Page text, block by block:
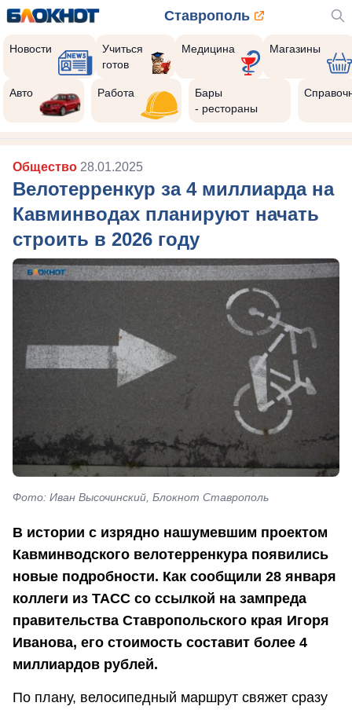
Ставрополь
Новости
Учиться
готов
Медицина Магазины
Авто Работа
Бары
- рестораны
Общество 28.01.2025
Велотерренкур за 4 миллиарда на
Кавминводах планируют начать
строить в 2026 году
Фото: Иван Высочинский, Блокнот Ставрополь
В истории с изрядно нашумевшим проектом
Кавминводского велотерренкура появились
новые подробности. Как сообщили 28 января
коллеги из ТАСС со ссылкой на зампреда
правительства Ставропольского края Игоря
Иванова, его стоимость составит более 4
миллиардов рублей.
По плану, велосипедный маршрут свяжет сразу